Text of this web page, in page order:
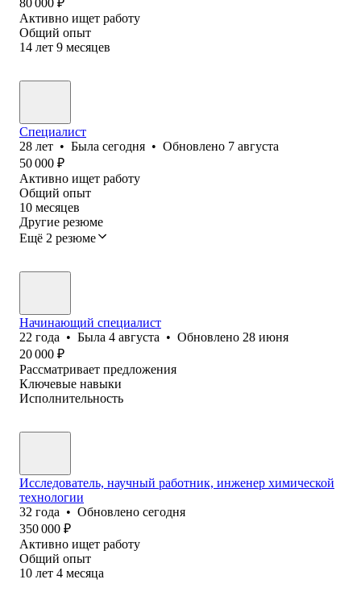
Активно ищет работу
Общий опыт
14 лет 9 месяцев
Специалист
28 лет • Была сегодня • Обновлено 7 августа
50 000 ₽
Активно ищет работу
Общий опыт
10 месяцев
Другие резюме
Ещё 2 резюме
Начинающий специалист
22 года • Была 4 августа • Обновлено 28 июня
20 000 ₽
Рассматривает предложения
Ключевые навыки
Исполнительность
Исследователь, научный работник, инженер химической
технологии
32 года • Обновлено сегодня
350 000 ₽
Активно ищет работу
Общий опыт
10 лет 4 месяца